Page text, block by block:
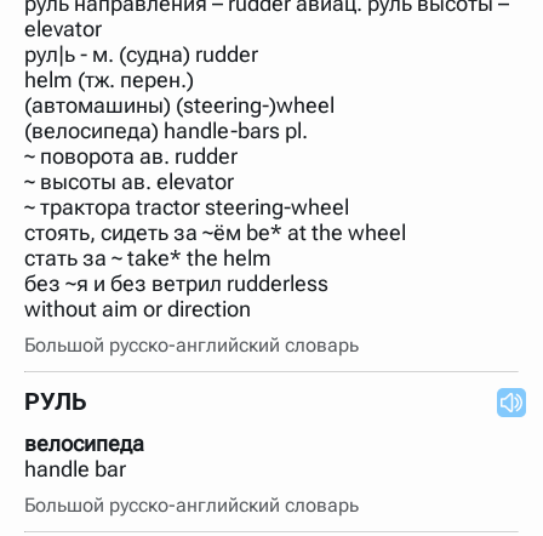
нужно будет нажать на кнопку "Найти".
Для более сложных случаев существует возможность
указывать несколько слов в запросе. Например, если
написать в строке запроса "Пушкин поэт" и нажать
"Найти", выведутся все словарные статьи о поэте
Пушкине, но не о городе.
В сложных запросах тоже могут присутствовать
неизвестные буквы. Например, в кроссворде есть
слово "***м***ов", в задании "русский поэт 19 века".
Пишем в Reword первым словом "***м***ов", далее
через пробел "поэт". Получается "***м***ов поэт" (без
кавычек). Нажимаем "Найти" и получаем статью
"Лермонтов" и не только.
Порядок словарей можно изменять, перетаскивая
названия словаря. Также можно выключать ненужные
elevator
рул|ь - м. (судна) rudder
helm (тж. перен.)
(автомашины) (steering-)wheel
(велосипеда) handle-bars pl.
~ поворота ав. rudder
~ высоты ав. elevator
~ трактора tractor steering-wheel
стоять, сидеть за ~ём be* at the wheel
стать за ~ take* the helm
без ~я и без ветрил rudderless
without aim or direction
Большой русско-английский словарь
РУЛЬ
велосипеда
handle bar
Большой русско-английский словарь